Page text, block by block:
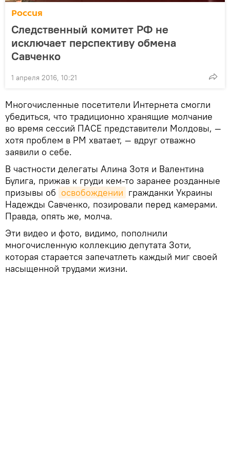
Россия
Следственный комитет РФ не
исключает перспективу обмена
Савченко
1 апреля 2016, 10:21
Многочисленные посетители Интернета смогли
убедиться, что традиционно хранящие молчание
во время сессий ПАСЕ представители Молдовы, —
хотя проблем в РМ хватает, — вдруг отважно
заявили о себе.
В частности делегаты Алина Зотя и Валентина
Булига, прижав к груди кем-то заранее розданные
призывы об освобождении гражданки Украины
Надежды Савченко, позировали перед камерами.
Правда, опять же, молча.
Эти видео и фото, видимо, пополнили
многочисленную коллекцию депутата Зоти,
которая старается запечатлеть каждый миг своей
насыщенной трудами жизни.